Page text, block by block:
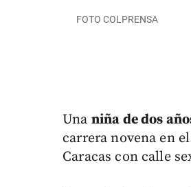
FOTO COLPRENSA
Una niña de dos
carrera novena en
Caracas con calle